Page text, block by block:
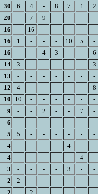
30 6 4 - 8 7 1 2
20 - 7 9 - - - -
16 - 16 - - - - -
16 1 - - - 10 5 -
16 - - 4 3 - - 6
14 3 - - - - - 3
13 - - - - - - -
12 4 - - - - - 8
10 10 - - - - - -
9 - - 2 - - 7 -
6 - - - - - - -
5 5 - - - - - -
4 - - - - 4 - -
4 - - - - - 4 -
3 - - - - 3 - -
2 2 - - - - - -
2 - 2 - - - - -